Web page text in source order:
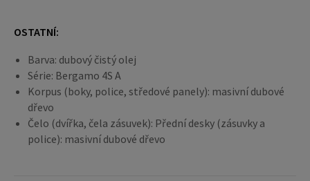
OSTATNÍ:
Barva: dubový čistý olej
Série: Bergamo 4S A
Korpus (boky, police, středové panely): masivní dubové
dřevo
Čelo (dvířka, čela zásuvek): Přední desky (zásuvky a
police): masivní dubové dřevo